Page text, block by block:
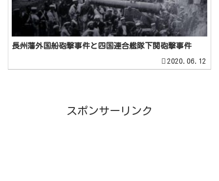
長州藩外国船砲撃事件と四国連合艦隊下関砲撃事件
2020.06.12
スポンサーリンク